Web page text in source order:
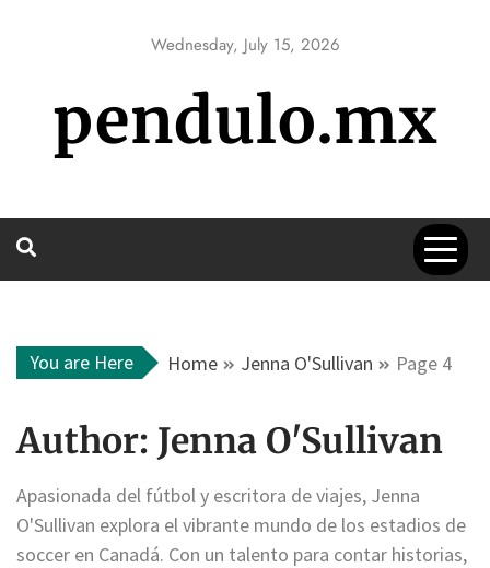
Wednesday, July 15, 2026
pendulo.mx
You are Here Home Jenna O'Sullivan Page 4
Author: Jenna O'Sullivan
Apasionada del fútbol y escritora de viajes, Jenna
O'Sullivan explora el vibrante mundo de los estadios de
soccer en Canadá. Con un talento para contar historias,